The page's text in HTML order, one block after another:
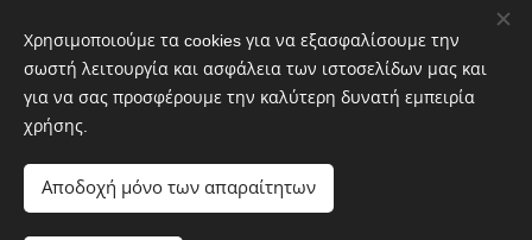
Υποβολή
Χρησιμοποιούμε τα cookies για να εξασφαλίσουμε την
σωστή λειτουργία και ασφάλεια των ιστοσελίδων μας και
για να σας προσφέρουμε την καλύτερη δυνατή εμπειρία
χρήσης.
Αποδοχή μόνο των απαραίτητων